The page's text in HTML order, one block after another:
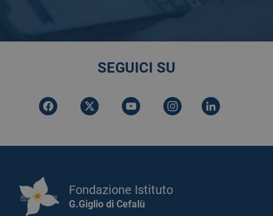
SEGUICI SU
Fondazione Istituto
G.Giglio di Cefalù